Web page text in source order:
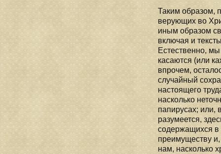
Таким образом,
верующих во
иным образом
включая и
Естественно,
касаются (или
впрочем,
случайный
настоящего
насколько
папирусах; или,
разумеется,
содержащихся в
преимуществу
нам, насколько